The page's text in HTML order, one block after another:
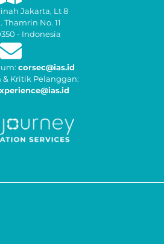
Jakarta, Lt 8
Thamrin No. 11
- Indonesia
corsec@ias.id
& Kritik Pelanggan: